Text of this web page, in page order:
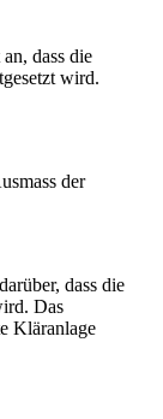
dass die
wird.
der
dass die
Das
Kläranlage